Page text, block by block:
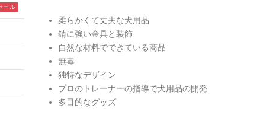
柔らかくて丈夫な犬用品
錆に強い金具と装飾
自然な材料でできている商品
無毒
独特なデザイン
プロのトレーナーの指導で犬用品の開発
多目的なグッズ
ール